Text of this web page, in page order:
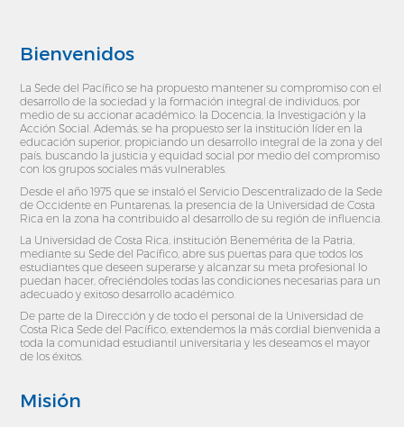
Bienvenidos
La Sede del Pacífico se ha propuesto mantener su compromiso con el
desarrollo de la sociedad y la formación integral de individuos, por
medio de su accionar académico: la Docencia, la Investigación y la
Acción Social. Además, se ha propuesto ser la institución líder en la
educación superior, propiciando un desarrollo integral de la zona y del
país, buscando la justicia y equidad social por medio del compromiso
con los grupos sociales más vulnerables.
Desde el año 1975 que se instaló el Servicio Descentralizado de la Sede
de Occidente en Puntarenas, la presencia de la Universidad de Costa
Rica en la zona ha contribuido al desarrollo de su región de influencia.
La Universidad de Costa Rica, institución Benemérita de la Patria,
mediante su Sede del Pacífico, abre sus puertas para que todos los
estudiantes que deseen superarse y alcanzar su meta profesional lo
puedan hacer, ofreciéndoles todas las condiciones necesarias para un
adecuado y exitoso desarrollo académico.
De parte de la Dirección y de todo el personal de la Universidad de
Costa Rica Sede del Pacífico, extendemos la más cordial bienvenida a
toda la comunidad estudiantil universitaria y les deseamos el mayor
de los éxitos.
Misión